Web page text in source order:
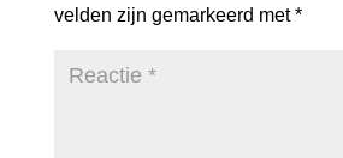
velden zijn gemarkeerd met*